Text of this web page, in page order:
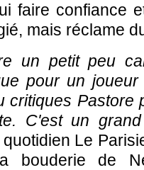
faire confiance
mais réclame
un petit peu
pour un
critiques Pastore
C'est un
quotidien Le
bouderie de